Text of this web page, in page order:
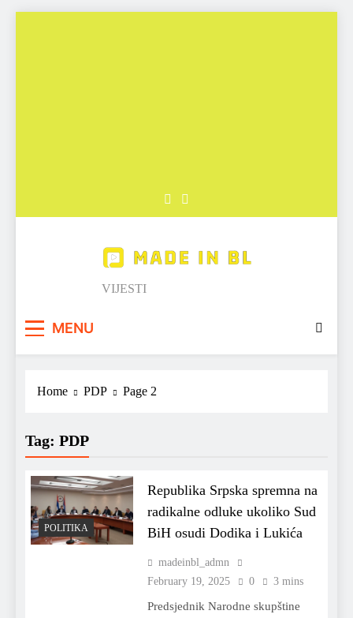
Made in BL
VIJESTI
MENU
Home PDP Page 2
Tag: PDP
POLITIKA
Republika Srpska spremna na
radikalne odluke ukoliko Sud
BiH osudi Dodika i Lukića
madeinbl_admn
February 19, 2025
0 3 mins
Predsjednik Narodne skupštine